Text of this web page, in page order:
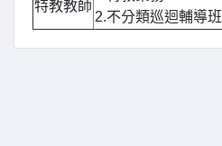
特教教師
2.不分類巡迴輔導班